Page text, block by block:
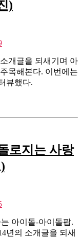
)
개글을 되새기며 아
목해본다. 이번에는
뷰했다.
로지는 사랑
아이돌-아이돌팝.
년의 소개글을 되새